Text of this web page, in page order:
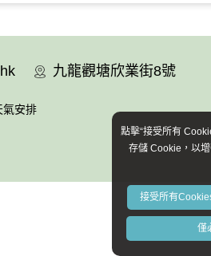
九龍觀塘欣業街8號
氣安排
點擊“接受所有
存儲 Cookie，以
接受所有
僅